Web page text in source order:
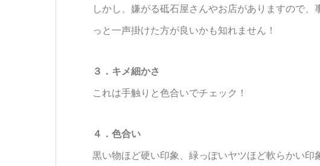
しかし、嫌がる砥石屋さんやお店がありますので、
っと一声掛けた方が良いかも知れません！
３．キメ細かさ
これは手触りと色合いでチェック！
４．色合い
黒い物ほど硬い印象、緑っぽいヤツほど軟らかい印